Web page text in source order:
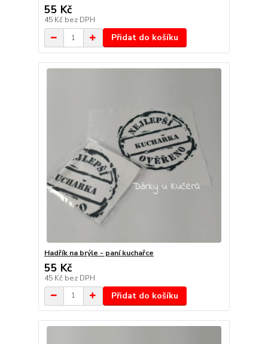
55 Kč
45 Kč bez DPH
Přidat do košíku
Hadřík na brýle - paní kuchařce
55 Kč
45 Kč bez DPH
Přidat do košíku